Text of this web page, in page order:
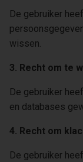
De gebruiker
wissen.
3. Recht om te
De gebruiker
en databases
4. Recht om
De gebruiker